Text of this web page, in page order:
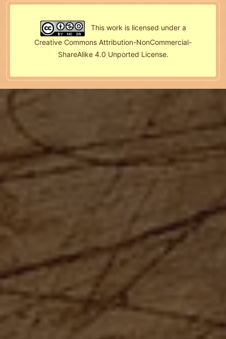
This work is licensed under a
Creative Commons Attribution-NonCommercial-
ShareAlike 4.0 Unported License.